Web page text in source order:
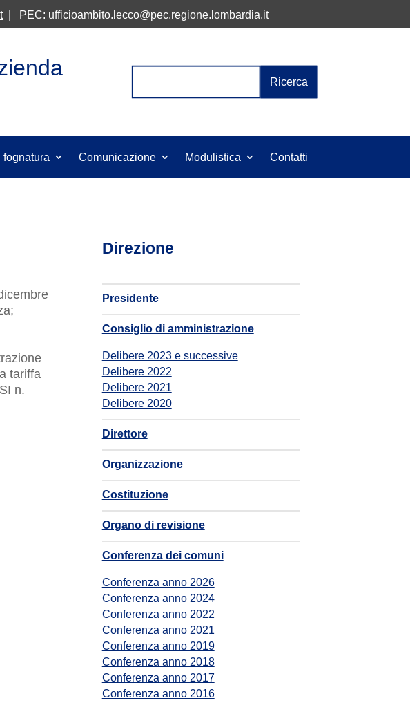
| PEC: ufficioambito.lecco@pec.regione.lombardia.it
Comunicazione Modulistica Contatti
tariffa
n.
Direzione
Presidente
Consiglio di amministrazione
Delibere 2023 e successive
Delibere 2022
Delibere 2021
Delibere 2020
Direttore
Organizzazione
Costituzione
Organo di revisione
Conferenza dei comuni
Conferenza anno 2026
Conferenza anno 2024
Conferenza anno 2022
Conferenza anno 2021
Conferenza anno 2019
Conferenza anno 2018
Conferenza anno 2017
Conferenza anno 2016